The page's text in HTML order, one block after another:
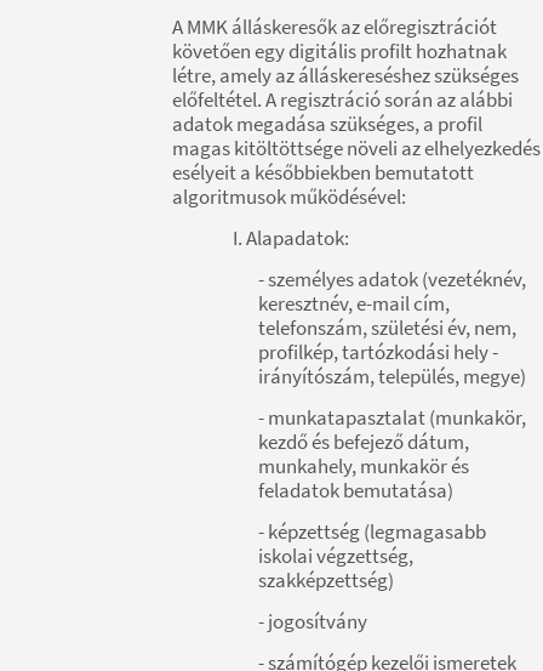
A MMK álláskeresők az előregisztrációt
követően egy digitális profilt hozhatnak
létre, amely az álláskereséshez szükséges
előfeltétel. A regisztráció során az alábbi
adatok megadása szükséges, a profil
magas kitöltöttsége növeli az elhelyezkedés
esélyeit a későbbiekben bemutatott
algoritmusok működésével:
I. Alapadatok:
- személyes adatok (vezetéknév,
keresztnév, e-mail cím,
telefonszám, születési év, nem,
profilkép, tartózkodási hely -
irányítószám, település, megye)
- munkatapasztalat (munkakör,
kezdő és befejező dátum,
munkahely, munkakör és
feladatok bemutatása)
- képzettség (legmagasabb
iskolai végzettség,
szakképzettség)
- jogosítvány
- számítógép kezelői ismeretek